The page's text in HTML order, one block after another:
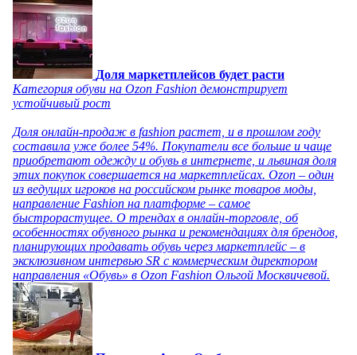
Доля маркетплейсов будет расти
Категория обуви на Ozon Fashion демонстрирует
устойчивый рост
Доля онлайн-продаж в fashion растет, и в прошлом году
составила уже более 54%. Покупатели все больше и чаще
приобретают одежду и обувь в интернете, и львиная доля
этих покупок совершается на маркетплейсах. Ozon – один
из ведущих игроков на российском рынке товаров моды,
направление Fashion на платформе – самое
быстрорастущее. О трендах в онлайн-торговле, об
особенностях обувного рынка и рекомендациях для брендов,
планирующих продавать обувь через маркетплейс – в
эксклюзивном интервью SR с коммерческим директором
направления «Обувь» в Ozon Fashion Ольгой Москвичевой.